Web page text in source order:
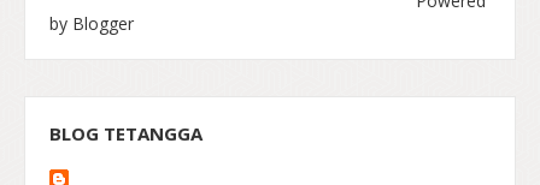
by Blogger
BLOG TETANGGA